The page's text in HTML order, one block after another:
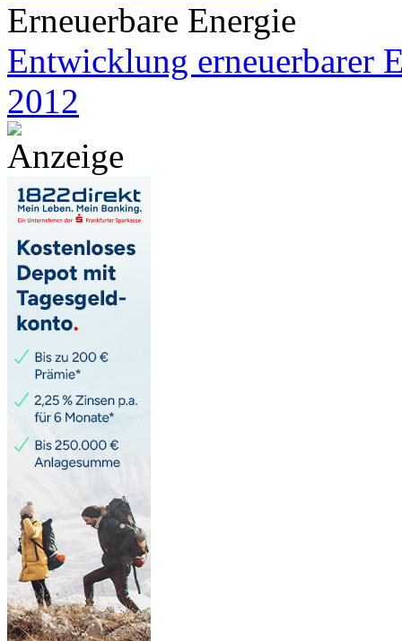
Erneuerbare Energie
Entwicklung erneuerbarer
2012
Anzeige